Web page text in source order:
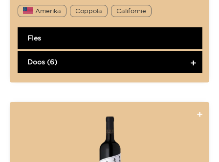
Amerika Coppola Californie
Fles
Doos (6)